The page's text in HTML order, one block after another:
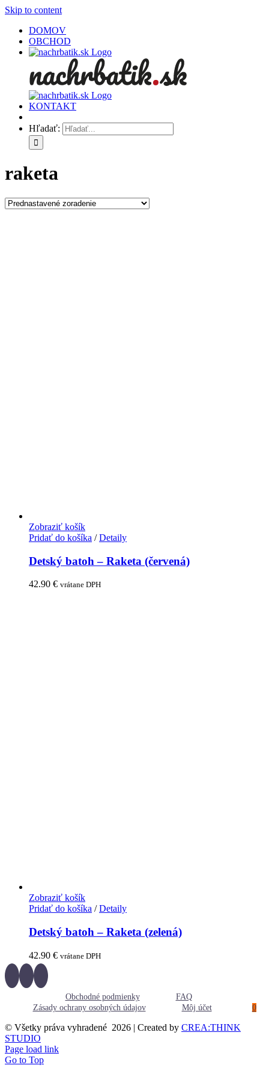
Skip to content
DOMOV
OBCHOD
KONTAKT
Hľadať:
raketa
Zobraziť košík
Pridať do košíka / Detaily
Detský batoh – Raketa (červená)
42.90 € vrátane DPH
Zobraziť košík
Pridať do košíka / Detaily
Detský batoh – Raketa (zelená)
42.90 € vrátane DPH
Obchodné podmienky
FAQ
Zásady ochrany osobných údajov
Môj účet 0
© Všetky práva vyhradené 2026 | Created by CREA:THINK
STUDIO
Page load link
Go to Top